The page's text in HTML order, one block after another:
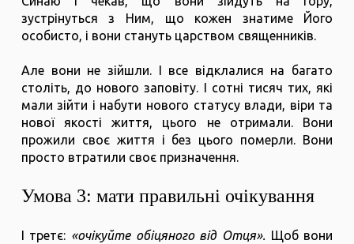
зустрінуться з Ним, що кожен знатиме Його
особисто, і вони стануть царством священників.
Але вони не зійшли. І все відклалися на багато
століть, до нового заповіту. І сотні тисяч тих, які
мали зійти і набути нового статусу влади, віри та
нової якості життя, цього не отримали. Вони
прожили своє життя і без цього померли. Вони
просто втратили своє призначення.
Умова 3: мати правильні очікування
І третє: «очікуйте обіцяного від Отця».Щоб вони